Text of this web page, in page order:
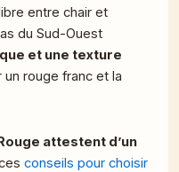
entre chair et
du Sud-Ouest
et une texture
un rouge franc et la
attestent d’un
conseils pour choisir